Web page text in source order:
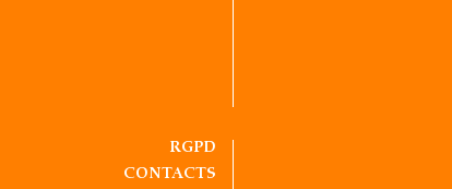
RGPD
CONTACTS